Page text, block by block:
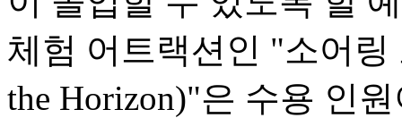
체험 어트랙션인 "소어링
the Horizon)"은 수용 인